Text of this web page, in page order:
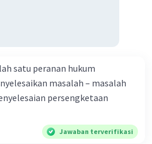
satu peranan hukum
masalah – masalah
persengketaan
Jawaban terverifikasi